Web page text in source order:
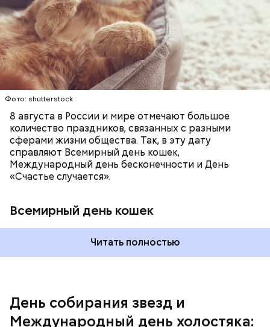
Фото: shutterstock
8 августа в России и мире отмечают большое
количество праздников, связанных с разными
сферами жизни общества. Так, в эту дату
справляют Всемирный день кошек,
Международный день бесконечности и День
«Счастье случается».
Всемирный день кошек
любимое лакомство или новую игрушку. В
некоторых странах в эту дату открываются
специальные парки для выгуливания котов,
кошачьи магазины и другие заведения.
Читать полностью
ПРАЗДНИКИ ЖИВОТНЫЕ
МАТЕМАТИКА
КОШКИ
ПСИХОЛОГИЯ
День собирания звезд и
Международный день холостяка:
В Международный день холостяка все мужчины
без пары видятся со своими друзьями, устраивают
вечеринки, играют в видеоигры и проводят время,
наслаждаясь свободой и независимостью, пока
это возможно, ведь может быть и так, что через год
они уже не будут холостяками.